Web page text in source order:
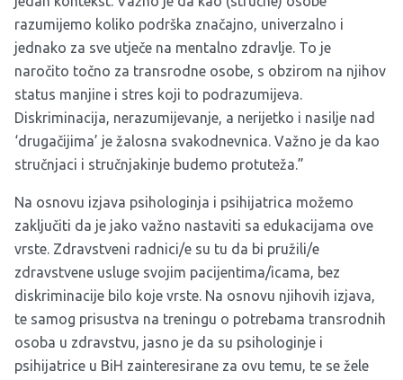
razumijemo koliko podrška značajno, univerzalno i
jednako za sve utječe na mentalno zdravlje. To je
naročito točno za transrodne osobe, s obzirom na njihov
status manjine i stres koji to podrazumijeva.
Diskriminacija, nerazumijevanje, a nerijetko i nasilje nad
‘drugačijima’ je žalosna svakodnevnica. Važno je da kao
stručnjaci i stručnjakinje budemo protuteža.”
Na osnovu izjava psihologinja i psihijatrica možemo
zaključiti da je jako važno nastaviti sa edukacijama ove
vrste. Zdravstveni radnici/e su tu da bi pružili/e
zdravstvene usluge svojim pacijentima/icama, bez
diskriminacije bilo koje vrste. Na osnovu njihovih izjava,
te samog prisustva na treningu o potrebama transrodnih
osoba u zdravstvu, jasno je da su psihologinje i
psihijatrice u BiH zainteresirane za ovu temu, te se žele